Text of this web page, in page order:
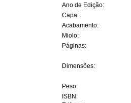
Ano de Edição:
Capa:
Acabamento:
Miolo:
Páginas:
Dimensões:
Peso:
ISBN: